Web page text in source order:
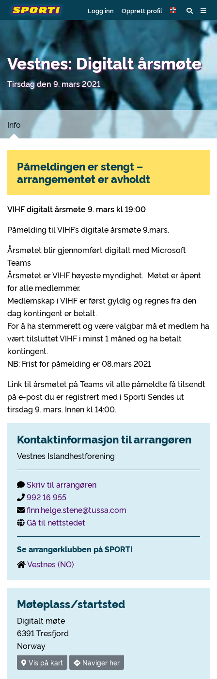
Logg inn Opprett profil
Vestnes: Digitalt årsmøte
Tirsdag den 9. mars 2021
Info
VIHF digitalt årsmøte 9. mars kl 19:00
Påmelding til VIHF’s digitale årsmøte 9.mars.
Årsmøtet blir gjennomført digitalt med Microsoft
Teams
Årsmøtet er VIHF høyeste myndighet. Møtet er åpent
for alle medlemmer.
Medlemskap i VIHF er først gyldig og regnes fra den
dag kontingent er betalt.
For å ha stemmerett og være valgbar må et medlem ha
vært tilsluttet VIHF i minst 1 måned og ha betalt
kontingent.
NB: Frist for påmelding er 08.mars 2021
Link til årsmøtet på Teams vil alle påmeldte få tilsendt
på e-post du er registrert med i Sporti Sendes ut
tirsdag 9. mars. Innen kl 14:00.
Kontaktinformasjon til arrangøren
Vestnes Islandhestforening
Skriv til arrangøren
992 16 955
finn.helge.stene@tussa.com
Gå til nettstedet
Se arrangørklubben på SPORTI
Vestnes (NO)
Møteplass/startsted
Digitalt møte
6391 Tresfjord
Norway
Vis på kart Naviger her
Påmeldingen er stengt –
arrangementet er avholdt